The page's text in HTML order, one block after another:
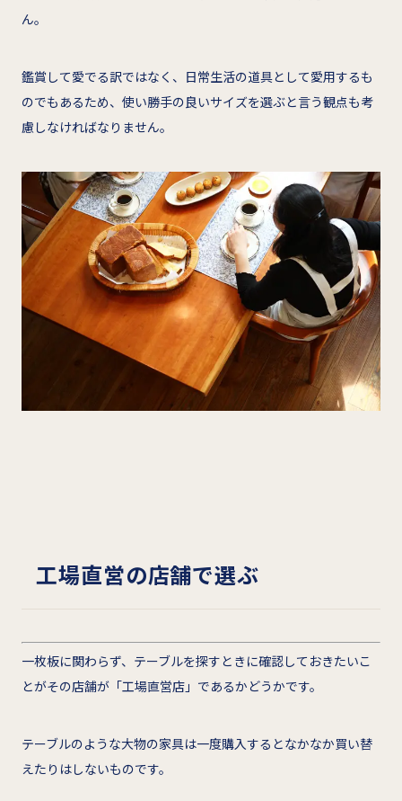
ん。
鑑賞して愛でる訳ではなく、日常生活の道具として愛用するも
のでもあるため、使い勝手の良いサイズを選ぶと言う観点も考
慮しなければなりません。
工場直営の店舗で選ぶ
一枚板に関わらず、テーブルを探すときに確認しておきたいこ
とがその店舗が「工場直営店」であるかどうかです。
テーブルのような大物の家具は一度購入するとなかなか買い替
えたりはしないものです。